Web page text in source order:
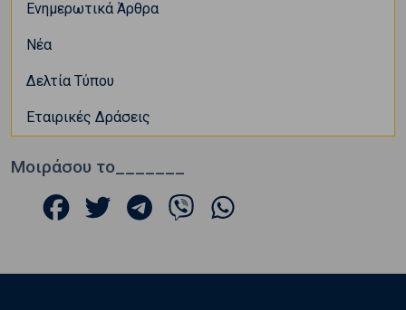
Ενημερωτικά Άρθρα
Νέα
Δελτία Τύπου
Εταιρικές Δράσεις
Μοιράσου το_______